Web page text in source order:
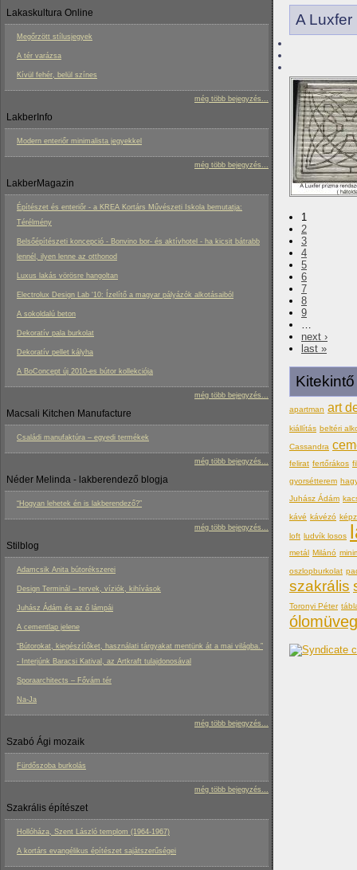
Lakaskultura Online
Megőrzött stílusjegyek
A tér varázsa
Kívül fehér, belül színes
még több bejegyzés...
LakberInfo
Modern enteriőr minimalista jegyekkel
még több bejegyzés...
LakberMagazin
Építészet és enteriőr - a KREA Kortárs Művészeti Iskola bemutatja:
Térélmény
Belsőépítészeti koncepció - Bonvino bor- és aktívhotel - ha kicsit bátrabb
lennél, ilyen lenne az otthonod
Luxus lakás vörösre hangoltan
Electrolux Design Lab ‘10: Ízelítő a magyar pályázók alkotásaiból
A sokoldalú beton
Dekoratív pala burkolat
Dekoratív pellet kályha
A BoConcept új 2010-es bútor kollekciója
még több bejegyzés...
Macsali Kitchen Manufacture
Családi manufaktúra – egyedi termékek
még több bejegyzés...
Néder Melinda - lakberendező blogja
“Hogyan lehetek én is lakberendező?”
még több bejegyzés...
Stilblog
Adamcsik Anita bútorékszerei
Design Terminál – tervek, víziók, kihívások
Juhász Ádám és az ő lámpái
A cementlap jelene
“Bútorokat, kiegészítőket, használati tárgyakat mentünk át a mai világba.”
- Interjúnk Baracsi Katival, az Artkraft tulajdonosával
Sporaarchitects – Fővám tér
Na-Ja
még több bejegyzés...
Szabó Ági mozaik
Fürdőszoba burkolás
még több bejegyzés...
Szakrális építészet
Hollóháza, Szent László templom (1964-1967)
A kortárs evangélikus építészet sajátszerűségei
A Luxfer
1
2
3
4
5
6
7
8
9
next ›
last »
apartman art
kiállítás beltéri
Cassandra
felirat fertőrákos
gyorsétterem
Juhász Ádám
kávé kávézó
loft ludvík losos
metál Milánó
oszlopburkolat
szakrális
Toronyi Péter
ólomüveg